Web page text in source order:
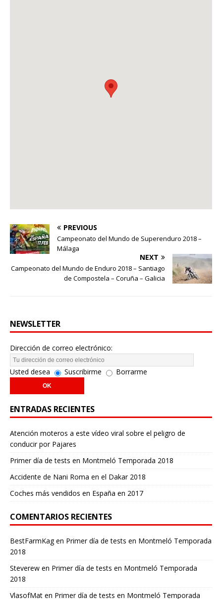
PREVIOUS
Campeonato del Mundo de Superenduro 2018 –
Málaga
NEXT
Campeonato del Mundo de Enduro 2018 – Santiago
de Compostela – Coruña – Galicia
NEWSLETTER
Dirección de correo electrónico:
Usted desea Suscribirme Borrarme
ENTRADAS RECIENTES
Atención moteros a este vídeo viral sobre el peligro de
conducir por Pajares
Primer día de tests en Montmeló Temporada 2018
Accidente de Nani Roma en el Dakar 2018
Coches más vendidos en España en 2017
COMENTARIOS RECIENTES
BestFarmKagen Primer día de tests en Montmeló Temporada
2018
Steverew en Primer día de tests en Montmeló Temporada
2018
VlasofMat en Primer día de tests en Montmeló Temporada